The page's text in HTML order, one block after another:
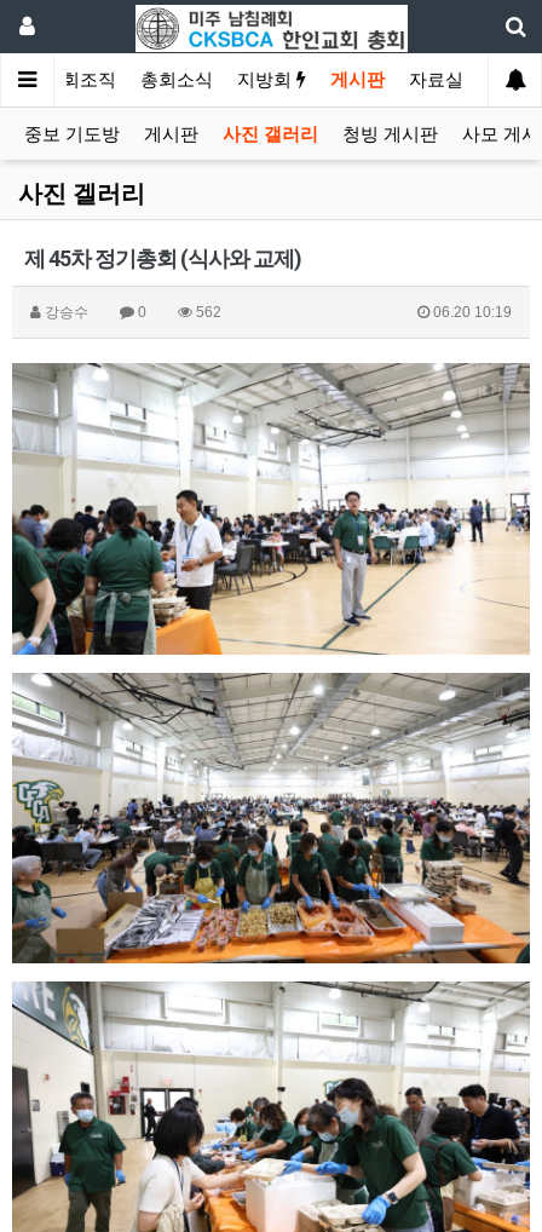
총회조직 총회소식 지방회 게시판 자료실
중보 기도방 게시판 사진 갤러리 청빙 게시판 사모 게
사진 겔러리
제 45차 정기총회 (식사와 교제)
강승수 0 562 06.20 10:19